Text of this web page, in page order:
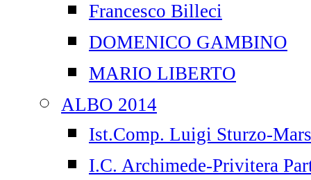
Francesco Billeci
DOMENICO GAMBINO
MARIO LIBERTO
ALBO 2014
Ist.Comp. Luigi Sturzo-
I.C. Archimede-Privitera